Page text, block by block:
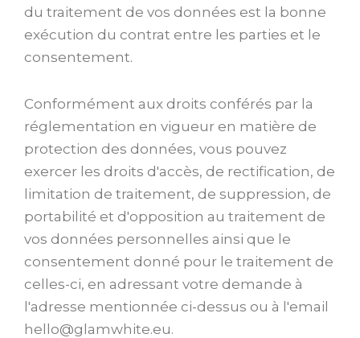
du traitement de vos données est la bonne
exécution du contrat entre les parties et le
consentement.
Conformément aux droits conférés par la
réglementation en vigueur en matière de
protection des données, vous pouvez
exercer les droits d'accès, de rectification, de
limitation de traitement, de suppression, de
portabilité et d'opposition au traitement de
vos données personnelles ainsi que le
consentement donné pour le traitement de
celles-ci, en adressant votre demande à
l'adresse mentionnée ci-dessus ou à l'email
hello@glamwhite.eu.